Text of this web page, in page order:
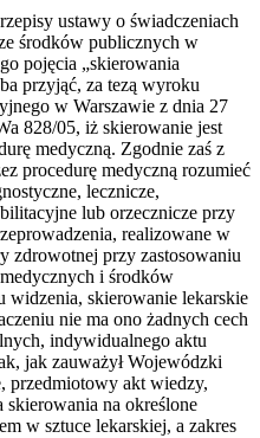
ustawy o świadczeniach
środków publicznych w
pojęcia „skierowania
przyjąć, za tezą wyroku
w Warszawie z dnia 27
828/05, iż skierowanie jest
medyczną. Zgodnie zaś z
procedurę medyczną rozumieć
lecznicze,
lub orzecznicze przy
realizowane w
zdrowotnej przy zastosowaniu
i środków
widzenia, skierowanie lekarskie
nie ma ono żadnych cech
indywidualnego aktu
jak zauważył Wojewódzki
przedmiotowy akt wiedzy,
na określone
w sztuce lekarskiej, a zakres